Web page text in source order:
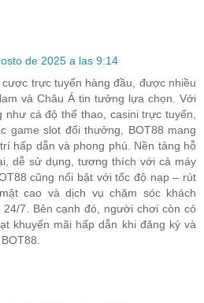
de 2025 a las 9:14
cược trực tuyến hàng đầu, được nhiều
và Châu Á tin tưởng lựa chọn. Với
như cá độ thể thao, casini trực tuyến,
game slot đổi thưởng, BOT88 mang
hấp dẫn và phong phú. Nền tảng hỗ
dễ sử dụng, tương thích với cả máy
cũng nổi bật với tốc độ nạp – rút
cao và dịch vụ chăm sóc khách
24/7. Bên cạnh đó, người chơi còn có
khuyến mãi hấp dẫn khi đăng ký và